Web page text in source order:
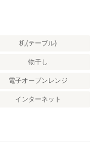
机(テーブル)
物干し
電子オーブンレンジ
インターネット